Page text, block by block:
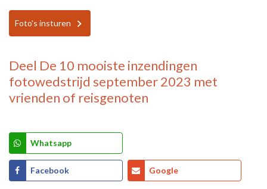
Foto's insturen
Deel De 10 mooiste inzendingen
fotowedstrijd september 2023 met
vrienden of reisgenoten
Whatsapp
Facebook Google